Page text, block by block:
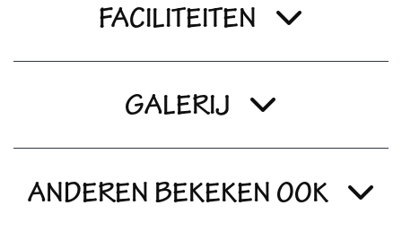
FACILITEITEN
GALERIJ
ANDEREN BEKEKEN OOK